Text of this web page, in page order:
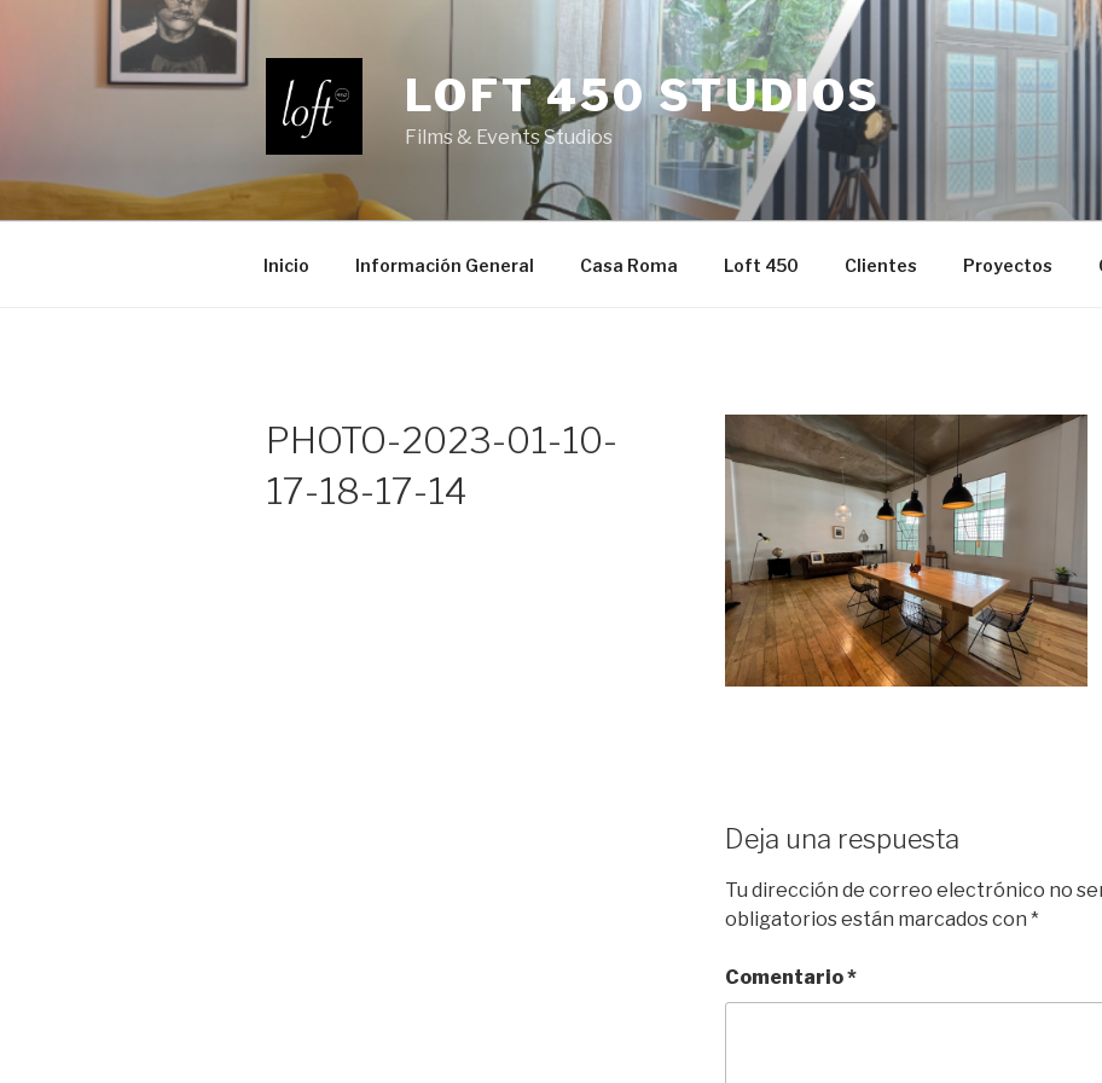
LOFT 450 STUDIOS
Films & Events Studios
Inicio Información General Casa Roma Loft 450 Clientes Proyectos
PHOTO-2023-01-10-
17-18-17-14
Deja una respuesta
Tu dirección de correo electrónico no
obligatorios están marcados con *
Comentario*